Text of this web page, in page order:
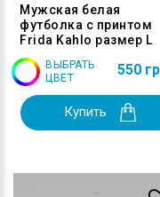
Мужская белая
футболка с принтом
Frida Kahlo размер L
ВЫБРАТЬ
ЦВЕТ
550
Купить